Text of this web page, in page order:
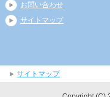
お問い合わせ
サイトマップ
サイトマップ